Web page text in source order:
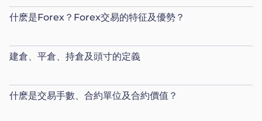
什麽是Forex？Forex交易的特征及優勢？
建倉、平倉、持倉及頭寸的定義
什麽是交易手數、合約單位及合約價值？